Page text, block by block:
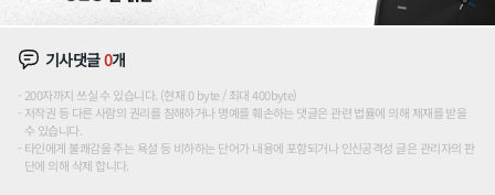
기사댓글0개
200자까지 쓰실 수 있습니다. (현재 0 byte / 최대 400byte)
저작권 등 다른 사람의 권리를 침해하거나 명예를 훼손하는 댓글은 관련 법률에 의해 제재를 받을
수 있습니다.
타인에게 불쾌감을 주는 욕설 등 비하하는 단어가 내용에 포함되거나 인신공격성 글은 관리자의 판
단에 의해 삭제 합니다.